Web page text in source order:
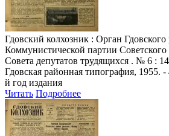
Гдовский колхозник : Орган
Коммунистической партии
Совета депутатов трудящихся . № 6 :
Гдовская районная типография, 1955.
й год издания
Читать Подробнее